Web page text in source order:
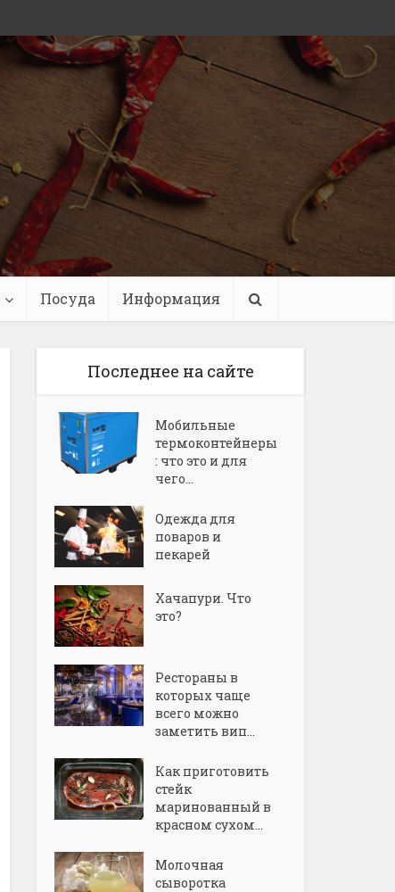
Посуда Информация
Последнее на сайте
Мобильные
термоконтейнеры
: что это и для
чего...
Одежда для
поваров и
пекарей
Хачапури. Что
это?
Рестораны в
которых чаще
всего можно
заметить вип...
Как приготовить
стейк
маринованный в
красном сухом...
Молочная
сыворотка